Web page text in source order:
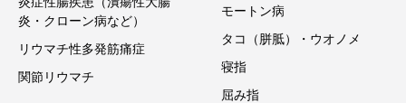
炎・クローン病など）
リウマチ性多発筋痛症
関節リウマチ
モートン病
タコ（胼胝）・ウオノメ
寝指
屈み指